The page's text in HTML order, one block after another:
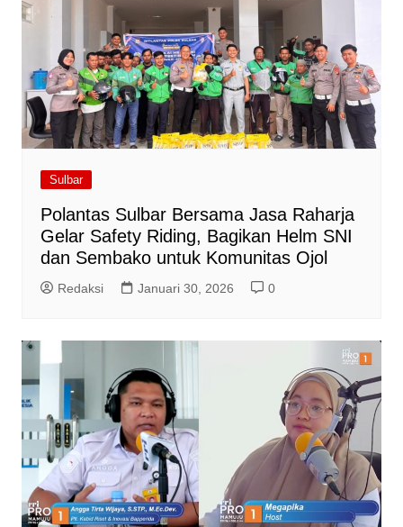
Sulbar
Polantas Sulbar Bersama Jasa Raharja
Gelar Safety Riding, Bagikan Helm SNI
dan Sembako untuk Komunitas Ojol
Redaksi Januari 30, 2026 0